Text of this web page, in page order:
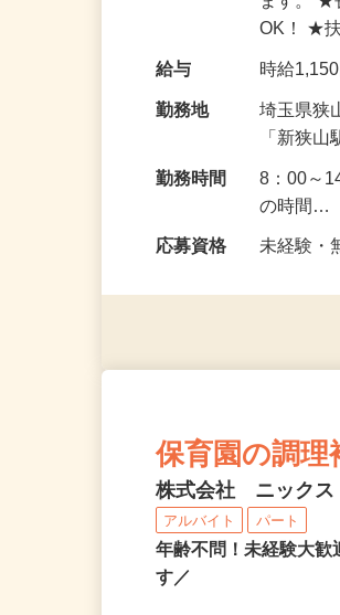
ます。 ★
OK！ ★
給与 時給
勤務地 埼玉県
「新狭
勤務時間 8：00
の時間…
応募資格 未経験
保育園の調理
株式会社 ニックス
アルバイト パート
年齢不問！未経験大